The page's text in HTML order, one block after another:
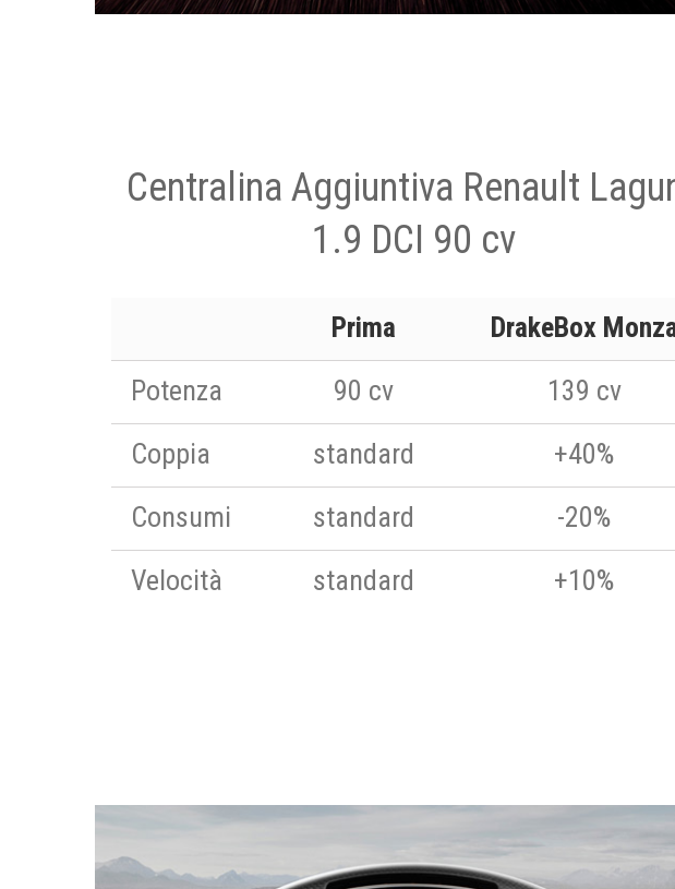
Centralina Aggiuntiva Renault
1.9 DCI 90 cv
Prima
DrakeBox
Potenza
90 cv
139 cv
Coppia
standard
+40%
Consumi
standard
-20%
Velocità
standard +10%